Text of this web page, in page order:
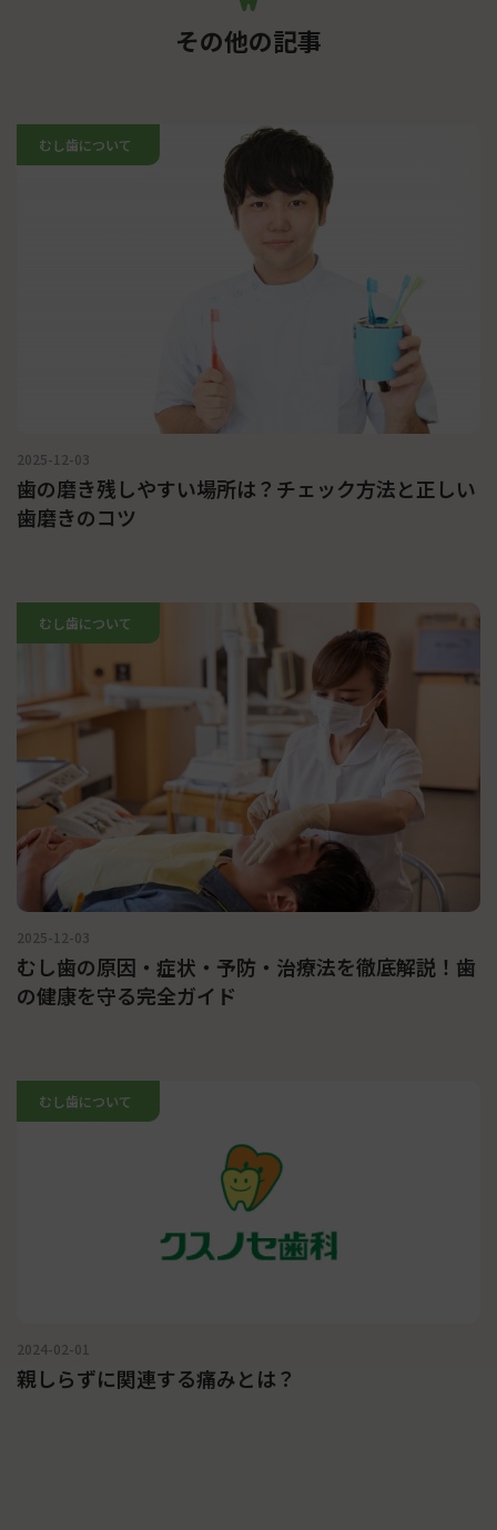
その他の記事
むし歯について
2025-12-03
歯の磨き残しやすい場所は？チェック方法と正しい
歯磨きのコツ
むし歯について
2025-12-03
むし歯の原因・症状・予防・治療法を徹底解説！歯
の健康を守る完全ガイド
むし歯について
2024-02-01
親しらずに関連する痛みとは？